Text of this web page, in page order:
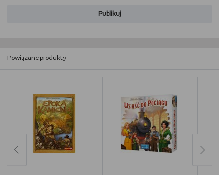
Publikuj
Powiązane produkty